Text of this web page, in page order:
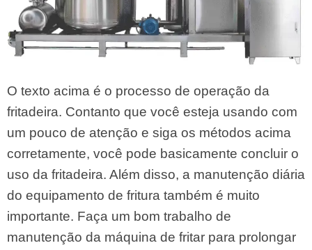
O texto acima é o processo de operação da
fritadeira. Contanto que você esteja usando com
um pouco de atenção e siga os métodos acima
corretamente, você pode basicamente concluir o
uso da fritadeira. Além disso, a manutenção diária
do equipamento de fritura também é muito
importante. Faça um bom trabalho de
manutenção da máquina de fritar para prolongar